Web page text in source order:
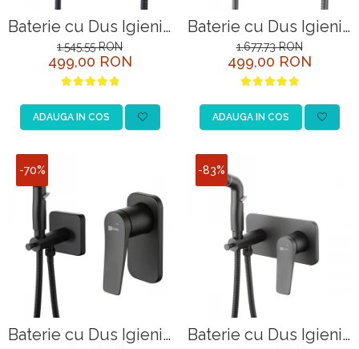
Baterie cu Dus Igienic
Lemark Bronx
LM3718BL Negru
1.545,55 RON
499,00 RON
ADAUGA IN COS
Baterie cu Dus Igienic
Lemark Bronx
LM3718GM Grafit
1.677,73 RON
499,00 RON
ADAUGA IN COS
-70%
Baterie cu Dus Igienic
-83%
Baterie cu Dus Igienic